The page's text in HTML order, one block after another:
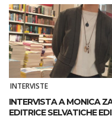
INTERVISTE
INTERVISTA A MONICA
EDITRICE SELVATICHE